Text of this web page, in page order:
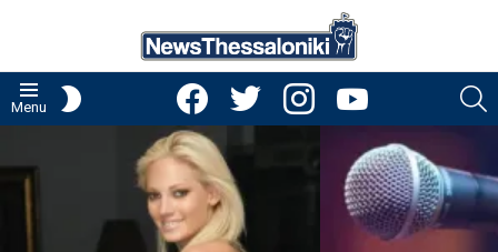
Menu
facebooktwitter instagramyoutube